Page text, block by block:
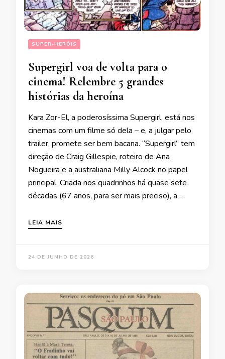
SUPER-HERÓIS
Supergirl voa de volta para o
cinema! Relembre 5 grandes
histórias da heroína
Kara Zor-El, a poderosíssima Supergirl, está nos
cinemas com um filme só dela – e, a julgar pelo
trailer, promete ser bem bacana. “Supergirl” tem
direção de Craig Gillespie, roteiro de Ana
Nogueira e a australiana Milly Alcock no papel
principal. Criada nos quadrinhos há quase sete
décadas (67 anos, para ser mais preciso), a …
LEIA MAIS
24 DE JUNHO DE 2026